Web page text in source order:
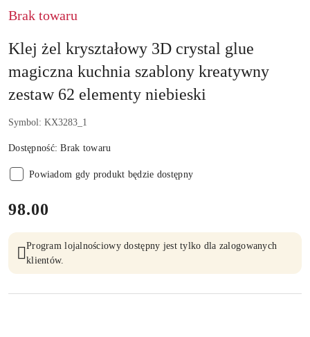
Brak towaru
Klej żel kryształowy 3D crystal glue
magiczna kuchnia szablony kreatywny
zestaw 62 elementy niebieski
Symbol: KX3283_1
Dostępność:Brak towaru
Powiadom gdy produkt będzie dostępny
cena:
98.00
Program lojalnościowy dostępny jest tylko dla zalogowanych
klientów.